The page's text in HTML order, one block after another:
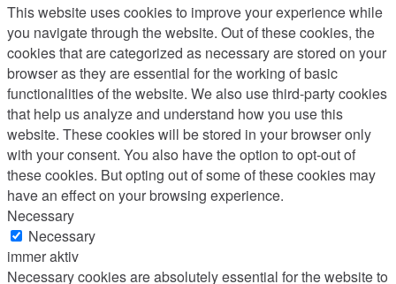
This website uses cookies to improve your experience while
you navigate through the website. Out of these cookies, the
cookies that are categorized as necessary are stored on your
browser as they are essential for the working of basic
functionalities of the website. We also use third-party cookies
that help us analyze and understand how you use this
website. These cookies will be stored in your browser only
with your consent. You also have the option to opt-out of
these cookies. But opting out of some of these cookies may
have an effect on your browsing experience.
Necessary
Necessary
immer aktiv
Necessary cookies are absolutely essential for the website to